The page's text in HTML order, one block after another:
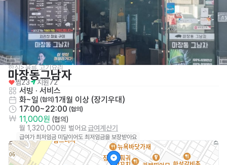
한식>육류,고기요리
마장동그남자
찜23 지원72
서빙 · 서비스
화~일 (협의) 1개월 이상 (장기우대)
17:00~22:00 (협의)
11,000원 (협의)
월 1,320,000원 벌어요급여계산기
급여가 최저임금 미달이어도 최저임금을 보장받아요